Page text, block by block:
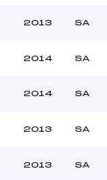
2013 SA
2014 SA
2014 SA
2013 SA
2013 SA